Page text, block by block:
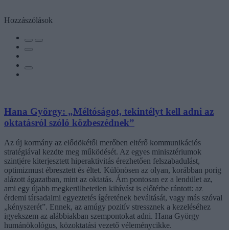
Hozzászólások
Hana György: „Méltóságot, tekintélyt kell adni az
oktatásról szóló közbeszédnek”
Az új kormány az elődökétől merőben eltérő kommunikációs
stratégiával kezdte meg működését. Az egyes minisztériumok
szintjére kiterjesztett hiperaktivitás érezhetően felszabadulást,
optimizmust ébresztett és éltet. Különösen az olyan, korábban porig
alázott ágazatban, mint az oktatás. Ám pontosan ez a lendület az,
ami egy újabb megkerülhetetlen kihívást is előtérbe rántott: az
érdemi társadalmi egyeztetés ígéretének beváltását, vagy más szóval
„kényszerét”. Ennek, az amúgy pozitív stressznek a kezeléséhez
igyekszem az alábbiakban szempontokat adni. Hana György
humánökológus, közoktatási vezető véleménycikke.